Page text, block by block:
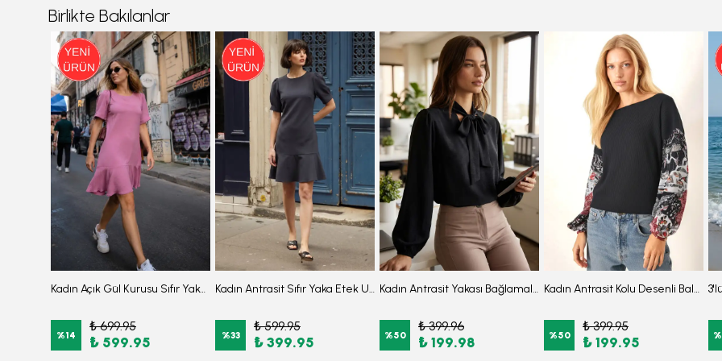
Birlikte Bakılanlar
Kadın Açık Gül Kurusu Sıfır Yaka Etek Ucu Volanlı Kısa Kol Fermuarlı Elbise ARM-26Y001057
%14
₺ 699.95
₺ 599.95
Kadın Antrasit Sıfır Yaka Etek Ucu Volanlı Kısa Kol Fermuarlı Elbise ARM-26Y001057
%33
₺ 599.95
₺ 399.95
Kadın Antrasit Yakası Bağlamalı Kolu Lastikli Bluz ARM-25K001096
%50
₺ 399.96
₺ 199.98
Kadın Antrasit Kolu Desenli Balonlu Triko Kazak ARM-20K081001
%50
₺ 399.95
₺ 199.95 %